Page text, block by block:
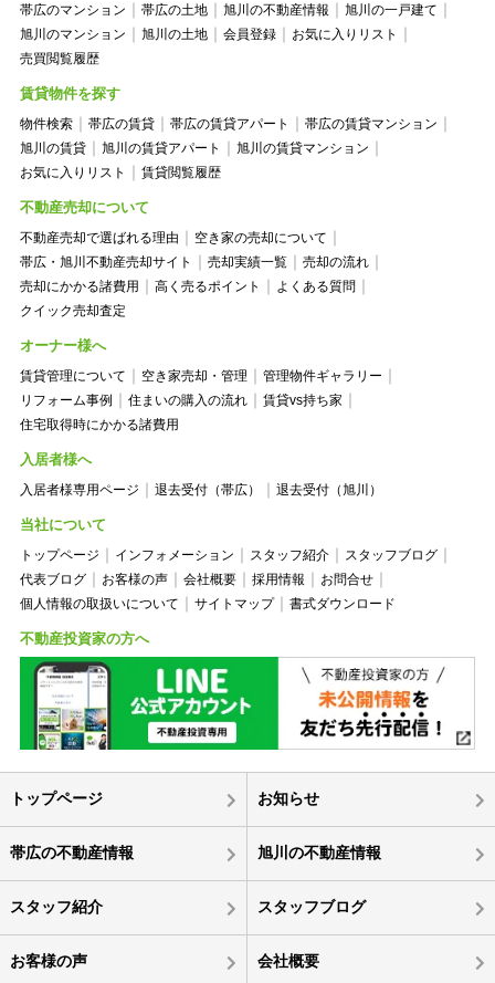
帯広のマンション
帯広の土地 旭川の不動産情報
旭川の一戸建て
旭川のマンション
旭川の土地 会員登録
お気に入りリスト
売買閲覧履歴
賃貸物件を探す
物件検索 帯広の賃貸 帯広の賃貸アパート
帯広の賃貸マンション
旭川の賃貸
旭川の賃貸アパート
旭川の賃貸マンション
お気に入りリスト
賃貸閲覧履歴
不動産売却について
不動産売却で選ばれる理由
空き家の売却について
帯広・旭川不動産売却サイト
売却実績一覧
売却の流れ
売却にかかる諸費用
高く売るポイント
よくある質問
クイック売却査定
オーナー様へ
賃貸管理について 空き家売却・管理
管理物件ギャラリー
リフォーム事例
住まいの購入の流れ
賃貸vs持ち家
住宅取得時にかかる諸費用
入居者様へ
入居者様専用ページ 退去受付（帯広） 退去受付（旭川）
当社について
トップページ インフォメーション スタッフ紹介
スタッフブログ
代表ブログ
お客様の声 会社概要 採用情報
お問合せ
個人情報の取扱いについて
サイトマップ 書式ダウンロード
不動産投資家の方へ
トップページ お知らせ
帯広の不動産情報 旭川の不動産情報
スタッフ紹介 スタッフブログ
お客様の声 会社概要